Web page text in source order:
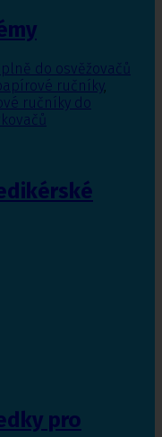
do osvěžovačů
ručníky,
ručníky do
pro